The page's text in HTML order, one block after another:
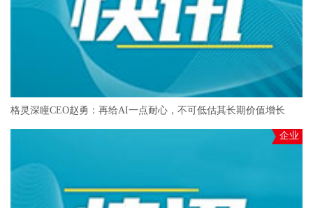
格灵深瞳CEO赵勇：再给AI一点耐心，不可低估其长期价值增长
企业